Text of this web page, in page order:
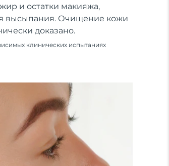
и остатки макияжа,
высыпания. Очищение кожи
доказано.
клинических испытаниях